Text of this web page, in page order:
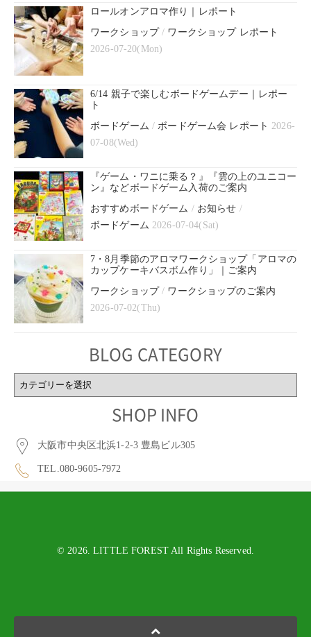
ロールオンアロマ作り｜レポート
ワークショップ/ ワークショップ レポート
2026-07-20(Mon)
6/14 親子で楽しむボードゲームデー｜レポー
ト
ボードゲーム / ボードゲーム会 レポート 2026-
07-08(Wed)
『ゲーム・ワニに乗る？』『雲の上のユニコー
ン』などボードゲーム入荷のご案内
おすすめボードゲーム / お知らせ /
ボードゲーム 2026-07-04(Sat)
7・8月季節のアロマワークショップ「アロマの
カップケーキバスボム作り」｜ご案内
ワークショップ/ ワークショップのご案内
2026-07-02(Thu)
BLOG CATEGORY
BLOG
CATEGORY
SHOP INFO
大阪市中央区北浜1-2-3 豊島ビル305
TEL.080-9605-7972
© 2026. LITTLE FOREST All Rights Reserved.